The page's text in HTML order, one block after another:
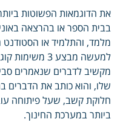
את הדוגמאות הפשוטות
בבית הספר או בהרצאה
מלמד, והתלמיד או
למעשה מבצע 3
מקשיב לדברים שנאמרים
שלו, והוא כותב את הדברים
חלוקת קשב, שעל פיתוחה
ביותר במערכת החינוך.